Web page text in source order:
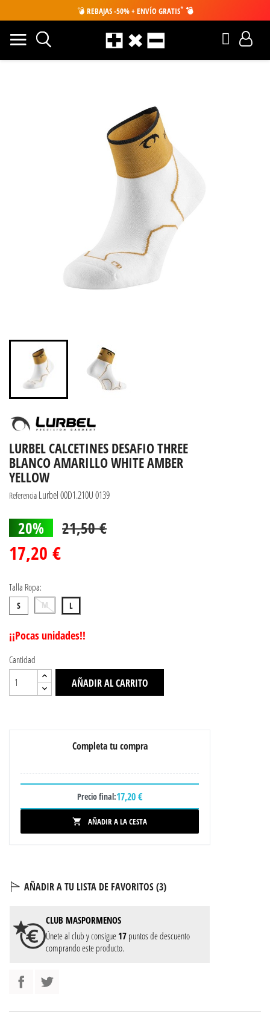
💣 REBAJAS -50% + ENVÍO GRATIS* 💣
LURBEL CALCETINES DESAFIO THREE
BLANCO AMARILLO WHITE AMBER
YELLOW
Referencia Lurbel 00D1.210U 0139
20% 21,50 €
17,20 €
Talla Ropa:
S M L
¡¡Pocas unidades!!
Cantidad
AÑADIR AL CARRITO
Completa tu compra
Precio final:17,20 €
 AÑADIR A LA CESTA
AÑADIR A TU LISTA DE FAVORITOS (3)
CLUB MASPORMENOS
Únete al club y consigue 17 puntos de descuento
comprando este producto.